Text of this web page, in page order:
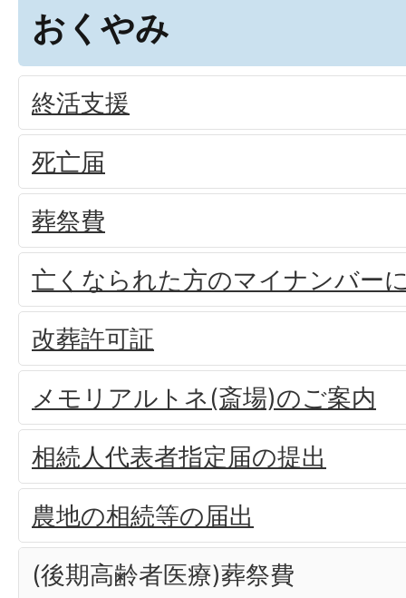
おくやみ
終活支援
死亡届
葬祭費
亡くなられた方のマイナンバー
改葬許可証
メモリアルトネ(斎場)のご案内
相続人代表者指定届の提出
農地の相続等の届出
(後期高齢者医療)葬祭費